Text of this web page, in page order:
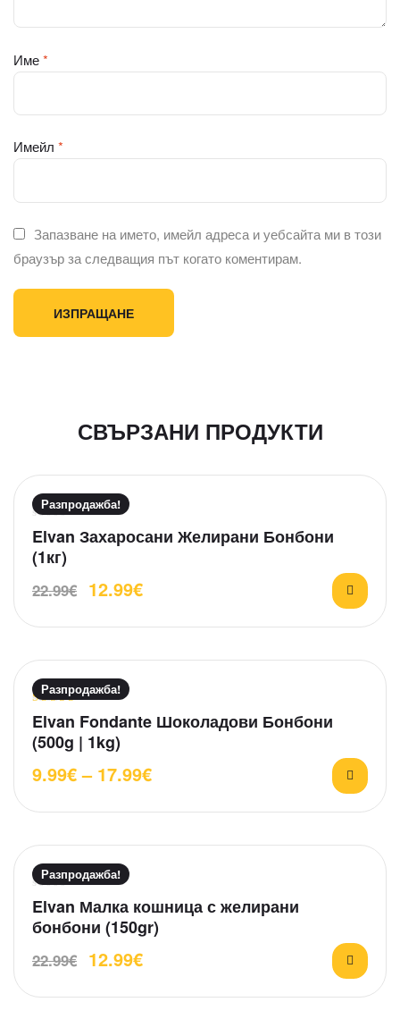
Име*
Имейл *
Запазване на името, имейл адреса и уебсайта ми в този
браузър за следващия път когато коментирам.
СВЪРЗАНИ ПРОДУКТИ
Разпродажба!
О
е
н
н
н
а
0
о
т
5
Elvan Захаросани Желирани Бонбони
(1кг)
22.99€ 12.99€
Разпродажба!
Оценено на
Elvan Fondante Шоколадови Бонбони
(500g | 1kg)
9.99€– 17.99€
Разпродажба!
О
е
н
н
Elvan Малка кошница с желирани
бонбони (150gr)
22.99€ 12.99€